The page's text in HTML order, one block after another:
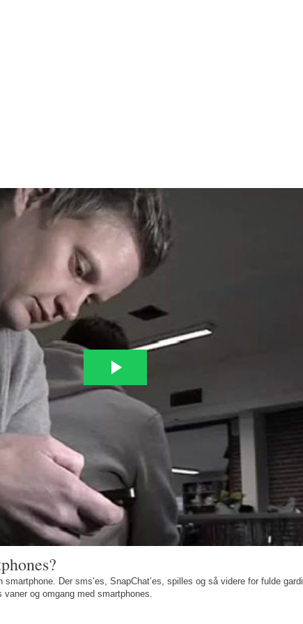
smartphone. Der sms’es, SnapChat’es, spilles og så videre for fulde
og omgang med smartphones.